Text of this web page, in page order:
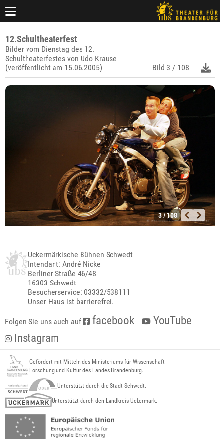
12.Schultheaterfest
Bilder vom Dienstag des 12.
Schultheaterfestes von Udo Krause
(veröffentlicht am 15.06.2005)
Bild 3 / 108
3 / 108
Uckermärkische Bühnen Schwedt
Intendant: André Nicke
Berliner Straße 46/48
16303 Schwedt
Besucherservice: 03332/538111
Unser Haus ist barrierefrei.
Folgen Sie uns auch auf: facebook
YouTube
Instagram
Gefördert mit Mitteln des Ministeriums für Wissenschaft,
Forschung und Kultur des Landes Brandenburg.
Unterstützt durch die Stadt Schwedt.
Unterstützt durch den Landkreis Uckermark.